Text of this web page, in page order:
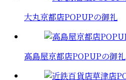
大丸京都店POPUPの御礼
高島屋京都店POPUPの御礼